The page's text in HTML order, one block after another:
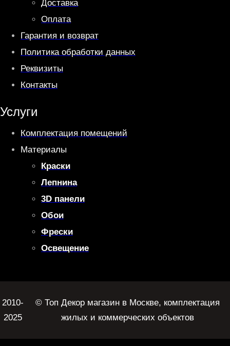
Доставка
Оплата
Гарантия и возврат
Политика обработки данных
Реквизиты
Контакты
Услуги
Комплектация помещений
Материалы
Краски
Лепнина
3D панели
Обои
Фрески
Освещение
2010-
2025
© Топ Декор магазин в Москве, комплектация
жилых и коммерческих объектов